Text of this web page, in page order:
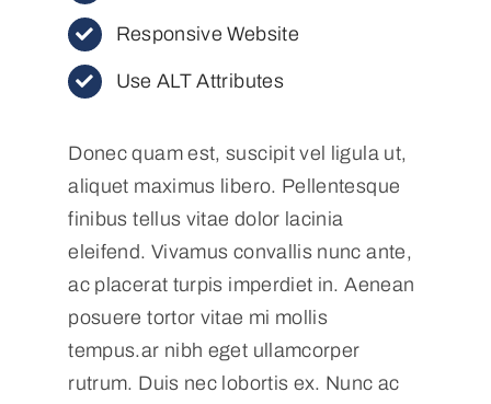
Responsive Website
Use ALT Attributes
Donec quam est, suscipit vel ligula ut,
aliquet maximus libero. Pellentesque
finibus tellus vitae dolor lacinia
eleifend. Vivamus convallis nunc ante,
ac placerat turpis imperdiet in. Aenean
posuere tortor vitae mi mollis
tempus.ar nibh eget ullamcorper
rutrum. Duis nec lobortis ex. Nunc ac